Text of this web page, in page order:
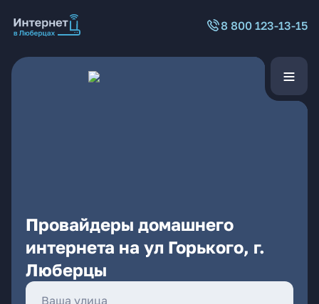
8 800 123-13-15
Провайдеры домашнего
интернета на ул Горького, г.
Люберцы